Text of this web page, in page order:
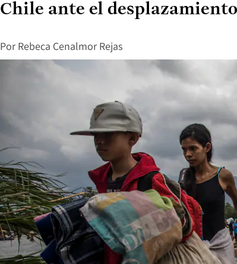
Chile ante el
Por Rebeca Cenalmor Rejas